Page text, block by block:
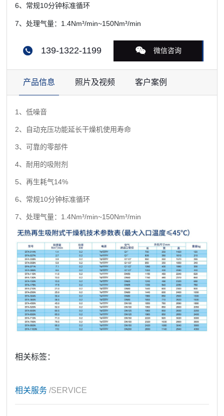
6、常规10分钟标准循环
7、处理气量：1.4Nm³/min~150Nm³/min
139-1322-1199 微信咨询
产品信息 照片及视频 客户案例
1、低噪音
2、自动充压功能延长干燥机使用寿命
3、可靠的零部件
4、耐用的吸附剂
5、再生耗气14%
6、常规10分钟标准循环
7、处理气量：1.4Nm³/min~150Nm³/min
相关标签：
相关服务/SERVICE